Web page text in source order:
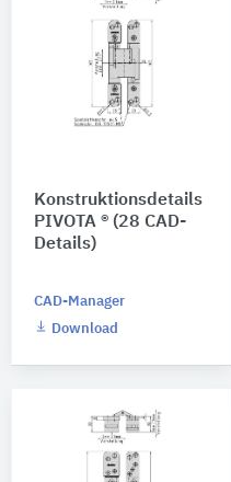
Konstruktionsdetails
PIVOTA ® (28 CAD-
Details)
CAD-Manager
Download